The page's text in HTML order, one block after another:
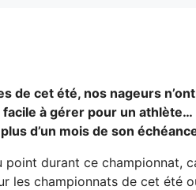
de cet été, nos nageurs
à gérer pour un
d’un mois de son
durant ce championnat,
les championnats de cet été